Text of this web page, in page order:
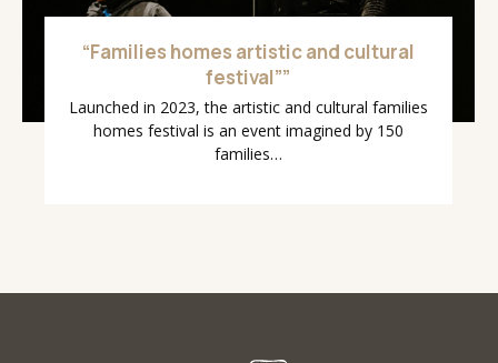
“Families homes artistic and cultural
festival””
Launched in 2023, the artistic and cultural families
homes festival is an event imagined by 150
families…